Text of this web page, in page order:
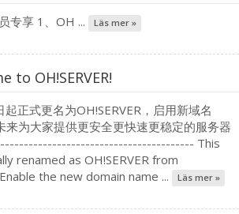
专享 1、OH ... Läs mer »
to OH!SERVER!
正式更名为OH!SERVER，启用新域名
为大家提供更安全更快速更稳定的服务器
------------------------------------------ This
renamed as OH!SERVER from
the new domain name ...
Läs mer »